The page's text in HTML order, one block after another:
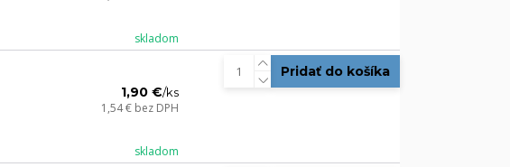
skladom
1,90 €/ks
1,54 € bez DPH
skladom
Pridať do košíka